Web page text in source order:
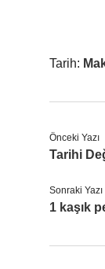
Tarih:
Önceki Yazı
Tarihi
Sonraki Yazı
1 kaşık